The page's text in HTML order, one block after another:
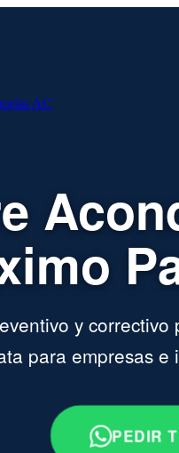
AC
y
para empresas
PEDIR